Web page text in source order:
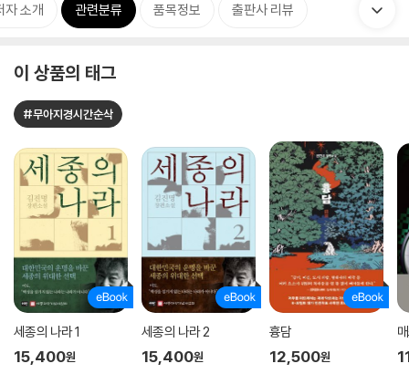
자 소개 관련분류 품목정보 출판사 리뷰
이 상품의 태그
#무아지경시간순삭
세종의 나라 1
15,400원
세종의 나라 2
15,400원
흉담
12,500원